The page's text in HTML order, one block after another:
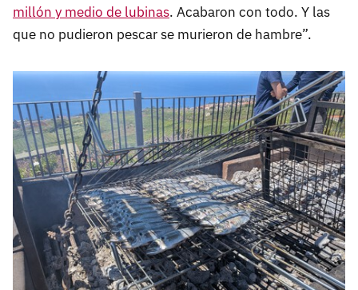
millón y medio de lubinas. Acabaron con todo. Y las
que no pudieron pescar se murieron de hambre”.